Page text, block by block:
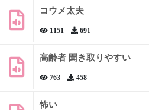
コウメ太夫
1151 691
高齢者 聞き取りやすい
763 458
怖い